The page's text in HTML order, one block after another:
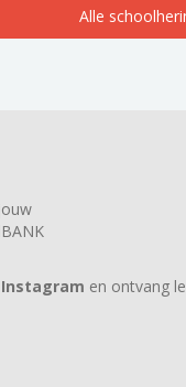
Alle
Instagram en ontvang